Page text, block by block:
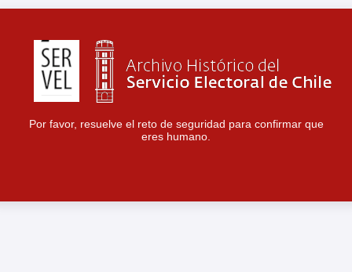
Por favor, resuelve el reto de seguridad para confirmar que
eres humano.